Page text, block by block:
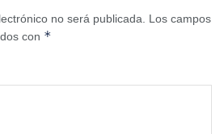
no será publicada.
Los campos
con *